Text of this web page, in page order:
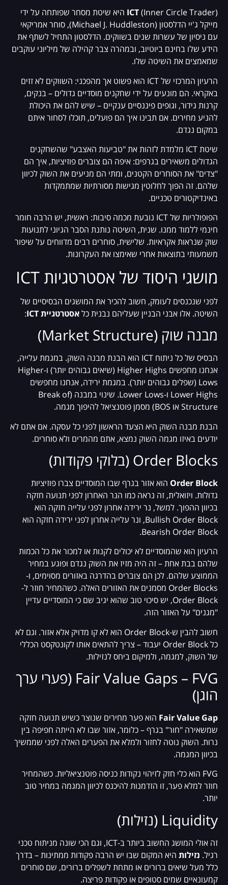
ICT (Inner Circle Trader) היא שיטת מסחר שפותחה על ידי
מייקל ג'יי הדלסטון (Michael J. Huddleston), סוחר אמריקאי
עם ניסיון של עשרות שנים בשווקים. הדלסטון התחיל לשתף את
הידע שלו בחינם ביוטיוב, ובמהרה צבר קהילה של מיליוני עוקבים
שמאמצים את השיטה שלו.
הרעיון המרכזי של ICT הוא פשוט אך מהפכני: השווקים לא זזים
באקראי. הם מונעים על ידי שחקנים מוסדיים גדולים – בנקים,
קרנות גידור, וגופים פיננסיים ענקיים – שיש להם את היכולת
להניע מחירים. אם תבינו איך הם פועלים, תוכלו לסחור איתם
במקום נגדם.
שיטת ICT מלמדת לזהות את "טביעות האצבע" שהשחקנים
הגדולים משאירים בגרפים: איפה הם צוברים פוזיציות, איך הם
"צדים" את הסוחרים הקטנים, ומתי הם מניעים את השוק לכיוון
שלהם. זה הפוך לחלוטין מגישות מסורתיות שמתמקדות
באינדיקטורים טכניים.
הפופולריות של ICT נובעת מכמה סיבות: ראשית, יש הרבה חומר
חינמי ללמוד ממנו. שנית, השיטה נותנת הסבר הגיוני לתנועות
שוק שנראות אקראיות. שלישית, סוחרים רבים מדווחים על שיפור
משמעותי בתוצאות אחרי שאימצו את העקרונות.
מושגי היסוד של אסטרטגיות ICT
לפני שנכנסים לעומק, חשוב להכיר את המושגים הבסיסיים של
השיטה. אלו אבני הבניין שעליהם נבנית כלאסטרטגיית ICT :
מבנה שוק (Market Structure)
הבסיס של כל ניתוח ICT הוא הבנת מבנה השוק. במגמת עלייה,
אנחנו מחפשים Higher Highs (שיאים גבוהים יותר) ו-Higher
Lows (שפלים גבוהים יותר). במגמת ירידה, אנחנו מחפשים
Lower Highs ו-Lower Lows. שינוי במבנה (Break of
Structure או BOS) מסמן פוטנציאל להיפוך מגמה.
הבנת מבנה השוק היא הצעד הראשון לפני כל עסקה. אם אתם לא
יודעים באיזו מגמה השוק נמצא, אתם מהמרים ולא סוחרים.
Order Blocks (בלוקי פקודות)
Order Block הוא אזור בגרף שבו המוסדיים צברו פוזיציות
גדולות. ויזואלית, זה נראה כמו הנר האחרון לפני תנועה חזקה
בכיוון ההפוך. למשל, נר ירידה אחרון לפני עלייה חזקה הוא
Bullish Order Block, ונר עלייה אחרון לפני ירידה חזקה הוא
Bearish Order Block.
הרעיון הוא שהמוסדיים לא יכולים לקנות או למכור את כל הכמות
שלהם בבת אחת – זה היה מזיז את השוק נגדם ופוגע במחיר
הממוצע שלהם. לכן הם צוברים בהדרגה באזורים מסוימים, ו-
Order Blocks מסמנים את האזורים האלה. כשהמחיר חוזר ל-
Order Block, יש סיכוי טוב שהוא יגיב שם כי המוסדיים עדיין
"מגנים" על האזור הזה.
חשוב להבין ש-Order Block הוא לא קו מדויק אלא אזור. וגם לא
כל Order Block יעבוד – צריך להתאים אותו לקונטקסט הכללי
של השוק, למגמה, ולמיקום ביחס לנזילות.
Fair Value Gaps – FVG (פערי ערך
הוגן)
Fair Value Gap הוא פער מחירים שנוצר כשיש תנועה חזקה
שמשאירה "חור" בגרף – כלומר, אזור שבו לא הייתה חפיפה בין
נרות. השוק נוטה לחזור ולמלא את הפערים האלה לפני שממשיך
בכיוון המגמה.
FVG הוא כלי חזק לזיהוי נקודות כניסה פוטנציאליות. כשהמחיר
חוזר למלא פער, זו הזדמנות להיכנס לכיוון המגמה במחיר טוב
יותר.
Liquidity (נזילות)
זה אולי המושג החשוב ביותר ב-ICT, וגם הכי שונה מניתוח טכני
רגיל. נזילות היא המקום שבו יש הרבה פקודות ממתינות – בדרך
כלל מעל שיאים ברורים או מתחת לשפלים ברורים, שם סוחרים
קמעונאיים שמים סטופים או פקודות פריצה.